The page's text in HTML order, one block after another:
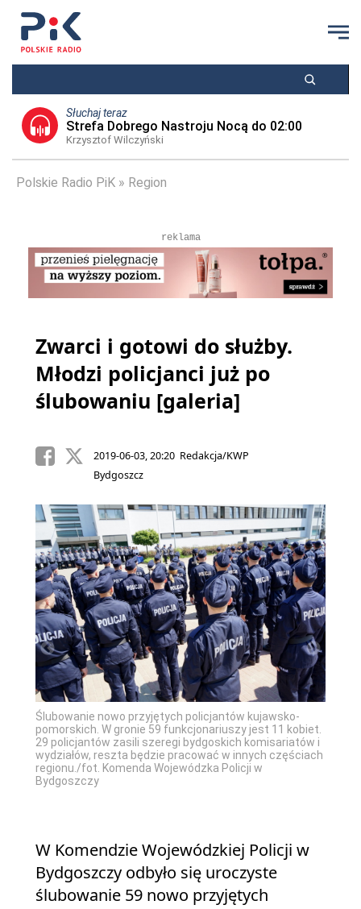
Słuchaj teraz
Strefa Dobrego Nastroju Nocą do 02:00
Krzysztof Wilczyński
Polskie Radio PiK Region
reklama
Zwarci i gotowi do służby.
Młodzi policjanci już po
ślubowaniu [galeria]
2019-06-03, 20:20 Redakcja/KWP
Bydgoszcz
Ślubowanie nowo przyjętych policjantów kujawsko-
pomorskich. W gronie 59 funkcjonariuszy jest 11 kobiet.
29 policjantów zasili szeregi bydgoskich komisariatów i
wydziałów, reszta będzie pracować w innych częściach
regionu./fot. Komenda Wojewódzka Policji w
Bydgoszczy
W Komendzie Wojewódzkiej Policji w
Bydgoszczy odbyło się uroczyste
ślubowanie 59 nowo przyjętych